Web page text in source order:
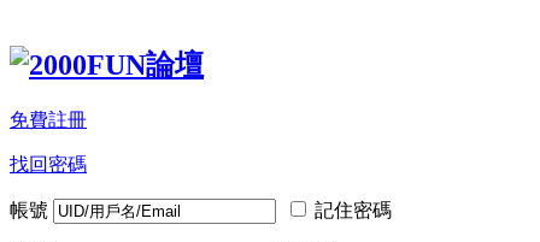
免費註冊
找回密碼
帳號 記住密碼